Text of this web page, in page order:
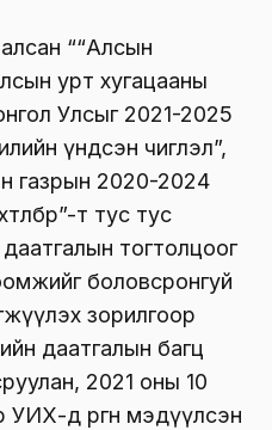
““Алсын
урт хугацааны
Улсыг 2021-2025
үндсэн чиглэл”,
газрын 2020-2024
т тус тус
тогтолцоог
боловсронгуй
зорилгоор
даатгалын багц
2021 оны 10
УИХ-д өргөн мэдүүлсэн